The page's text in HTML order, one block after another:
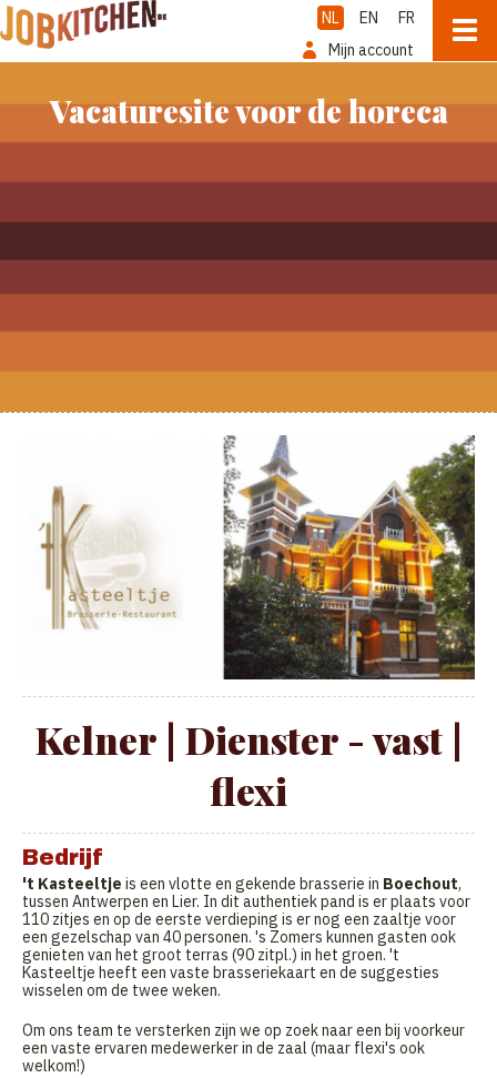
NL EN
FR
Mijn account
Vacaturesite voor de horeca
Kelner | Dienster - vast |
flexi
Bedrijf
't Kasteeltje is een vlotte en gekende brasserie in Boechout,
tussen Antwerpen en Lier. In dit authentiek pand is er plaats voor
110 zitjes en op de eerste verdieping is er nog een zaaltje voor
een gezelschap van 40 personen. 's Zomers kunnen gasten ook
genieten van het groot terras (90 zitpl.) in het groen. 't
Kasteeltje heeft een vaste brasseriekaart en de suggesties
wisselen om de twee weken.
Om ons team te versterken zijn we op zoek naar een bij voorkeur
een vaste ervaren medewerker in de zaal (maar flexi's ook
welkom!)